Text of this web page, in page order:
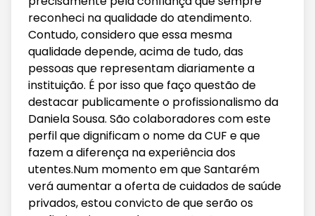
reconheci na qualidade do atendimento.
Contudo, considero que essa mesma
qualidade depende, acima de tudo, das
pessoas que representam diariamente a
instituição. É por isso que faço questão de
destacar publicamente o profissionalismo da
Daniela Sousa. São colaboradores com este
perfil que dignificam o nome da CUF e que
fazem a diferença na experiência dos
utentes.Num momento em que Santarém
verá aumentar a oferta de cuidados de saúde
privados, estou convicto de que serão os